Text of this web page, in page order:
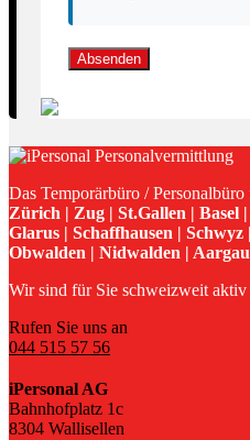
Absenden
Das Temporärbüro / Personalbüro
Zürich | Zug | St.Gallen | Basel
Glarus | Schaffhausen |
Obwalden | Nidwalden |
Wir sind für Sie schweizweit aktiv
Rufen Sie uns an
044 515 57 56
iPersonal AG
Bahnhofplatz 1c
8304 Wallisellen